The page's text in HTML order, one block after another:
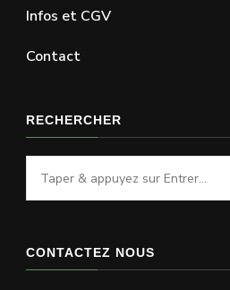
Infos et CGV
Contact
RECHERCHER
Vous
recherchiez
chose
CONTACTEZ NOUS